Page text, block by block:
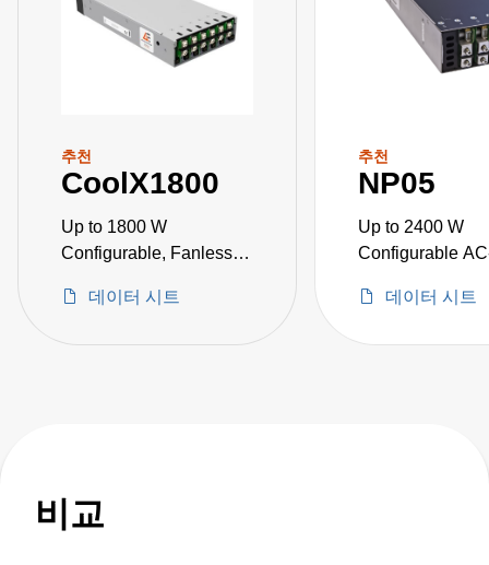
추천
CoolX1800
Up to 1800 W
Configurable, Fanless
데이터 시트
추천
NP05
Up to 2400 W
Configurable
데이터 시트
비교